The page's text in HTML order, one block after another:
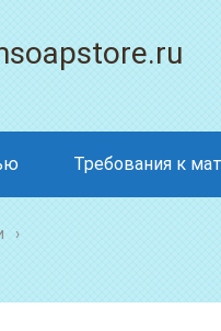
Требования к